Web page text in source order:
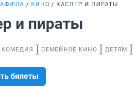
АФИША КИНО КАСПЕР И ПИРАТЫ
и пираты
КОМЕДИЯ СЕМЕЙНОЕ КИНО ДЕТЯМ
билеты